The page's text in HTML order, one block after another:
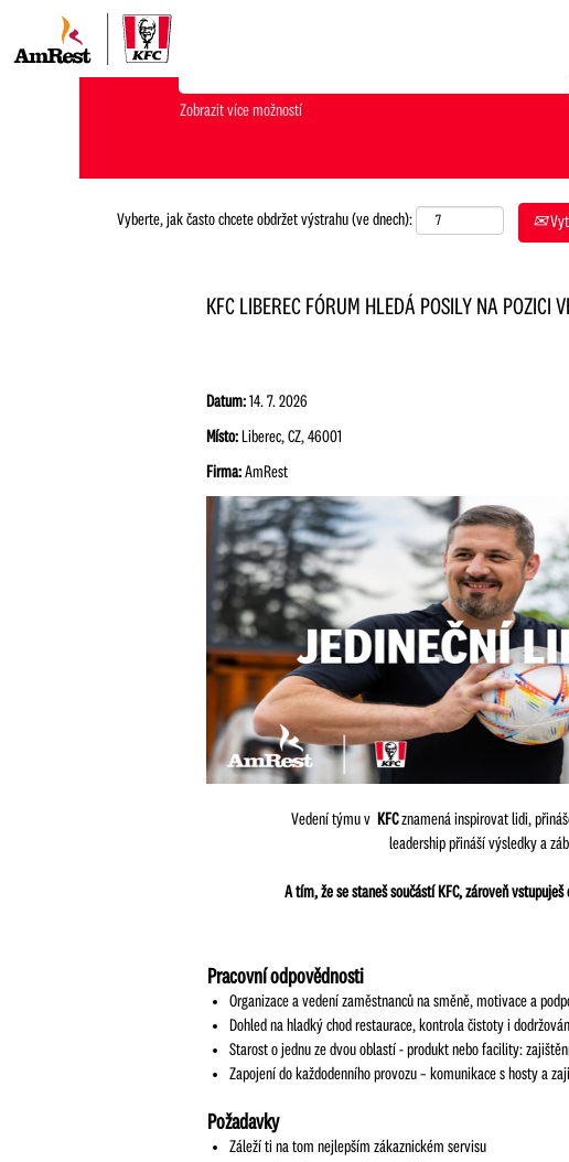
Zobrazit více možností
Vyberte, jak často chcete obdržet výstrahu (ve dnech):
KFC LIBEREC FÓRUM HLEDÁ POSILY NA POZICI
Datum:14. 7. 2026
Místo: Liberec, CZ, 46001
Firma:AmRest
Vedení týmu v KFCznamená inspirovat lidi,
leadership přináší výsledky a
A tím, že se staneš součástí KFC, zároveň
Pracovní odpovědnosti
Organizace a vedení zaměstnanců na směně, motivace a
Dohled na hladký chod restaurace, kontrola čistoty i
Starost o jednu ze dvou oblastí - produkt nebo facility:
Zapojení do každodenního provozu – komunikace s hosty a
Požadavky
Záleží ti na tom nejlepším zákaznickém servisu